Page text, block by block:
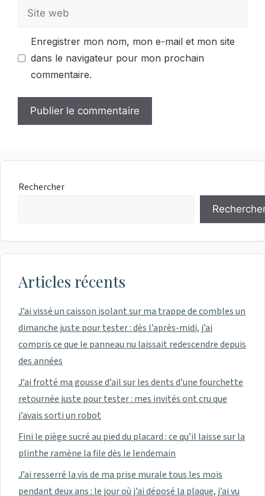
Site
Enregistrer mon nom, mon e-mail et mon site
dans le navigateur pour mon prochain
commentaire.
Rechercher
Articles récents
J’ai vissé un caisson isolant sur ma trappe de combles un
dimanche juste pour tester : dès l’après-midi, j’ai
compris ce que le panneau nu laissait redescendre depuis
des années
J’ai frotté ma gousse d’ail sur les dents d’une fourchette
retournée juste pour tester : mes invités ont cru que
j’avais sorti un robot
Fini le piège sucré au pied du placard : ce qu’il laisse sur la
plinthe ramène la file dès le lendemain
J’ai resserré la vis de ma prise murale tous les mois
pendant deux ans : le jour où j’ai déposé la plaque, j’ai vu